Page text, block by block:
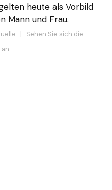
heute als Vorbild
Mann und Frau.
| Sehen Sie sich die